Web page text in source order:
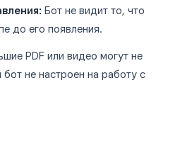
Бот не видит то, что
до его появления.
PDF или видео могут не
не настроен на работу с